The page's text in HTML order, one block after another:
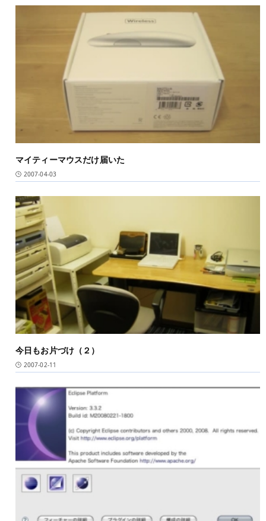
マイティーマウスだけ届いた
2007-04-03
今日もお片づけ（２）
2007-02-11